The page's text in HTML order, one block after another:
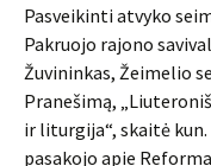
Pasveikinti atvyko
Pakruojo rajono
Žuvininkas, Žeimelio
Pranešimą,
ir liturgija“, skaitė
pasakojo apie